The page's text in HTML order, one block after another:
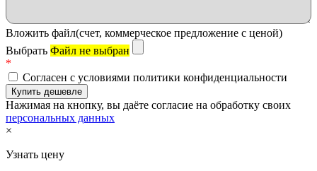
Вложить файл(счет, коммерческое предложение с ценой)
Выбрать Файл не выбран
*
Согласен с условиями политики конфиденциальности
Нажимая на кнопку, вы даёте согласие на обработку своих
персональных данных
×
Узнать цену